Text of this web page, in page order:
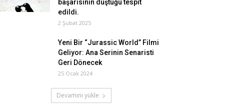
başarısının düştüğü tespit
edildi.
2 Şubat 2025
Yeni Bir “Jurassic World” Filmi
Geliyor: Ana Serinin Senaristi
Geri Dönecek
25 Ocak 2024
Devamını yükle